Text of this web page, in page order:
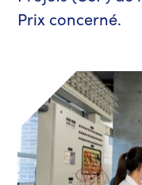
Prix concerné.